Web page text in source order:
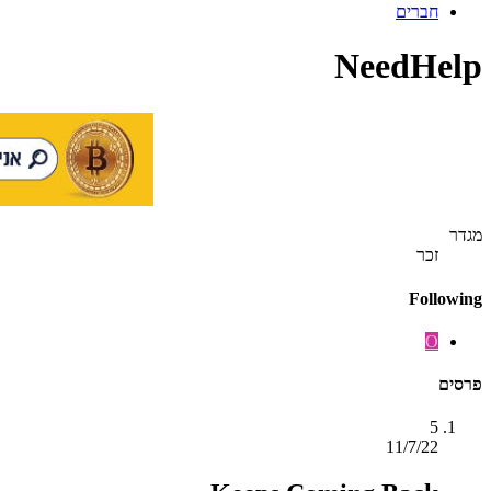
חברים
NeedHelp
מגדר
זכר
Following
O
פרסים
5
11/7/22